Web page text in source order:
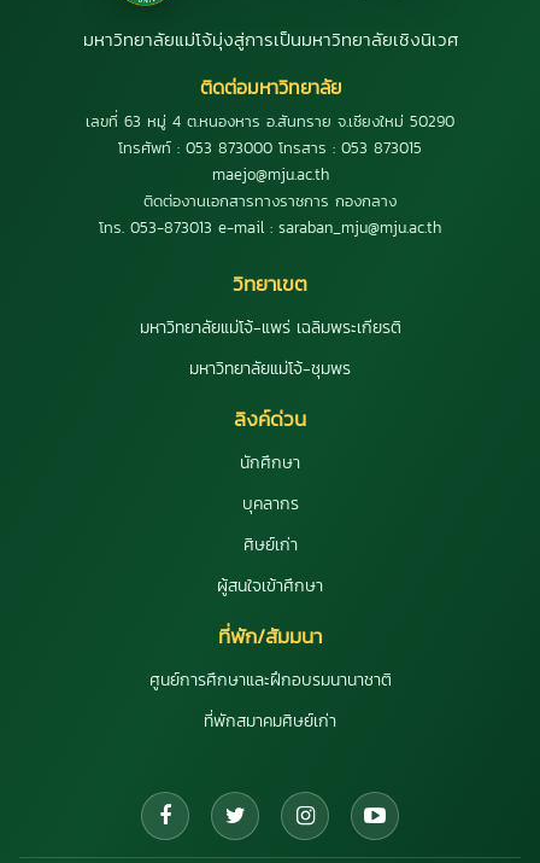
มหาวิทยาลัยแม่โจ้มุ่งสู่การเป็นมหาวิทยาลัยเชิงนิเวศ
ติดต่อมหาวิทยาลัย
เลขที่ 63 หมู่ 4 ต.หนองหาร อ.สันทราย จ.เชียงใหม่ 50290
โทรศัพท์ : 053 873000 โทรสาร : 053 873015
maejo@mju.ac.th
ติดต่องานเอกสารทางราชการ กองกลาง
โทร. 053-873013 e-mail : saraban_mju@mju.ac.th
วิทยาเขต
มหาวิทยาลัยแม่โจ้-แพร่ เฉลิมพระเกียรติ
มหาวิทยาลัยแม่โจ้-ชุมพร
ลิงค์ด่วน
นักศึกษา
บุคลากร
ศิษย์เก่า
ผู้สนใจเข้าศึกษา
ที่พัก/สัมมนา
ศูนย์การศึกษาและฝึกอบรมนานาชาติ
ที่พักสมาคมศิษย์เก่า